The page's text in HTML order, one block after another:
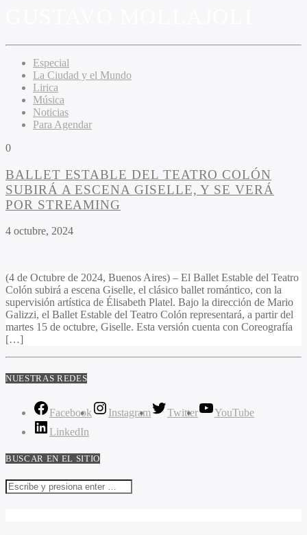
Especial
La Ciudad y el Mundo
Lirica
Música
Noticias
Para Agendar
0
BALLET ESTABLE DEL TEATRO COLÓN
SUBIRÁ A ESCENA GISELLE, Y SE VERÁ
POR STREAMING
4 octubre, 2024
(4 de Octubre de 2024, Buenos Aires) – El Ballet Estable del Teatro
Colón subirá a escena Giselle, el clásico ballet romántico, con la
supervisión artística de Élisabeth Platel. Bajo la dirección de Mario
Galizzi, el Ballet Estable del Teatro Colón representará, a partir del
martes 15 de octubre, Giselle. Esta versión cuenta con Coreografía
[…]
NUESTRAS REDES
Facebook Instagram Twitter
YouTube
LinkedIn
BUSCAR EN EL SITIO